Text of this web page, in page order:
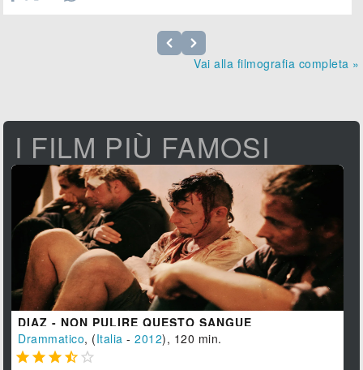
Vai alla filmografia completa »
I FILM PIÙ FAMOSI
DIAZ - NON PULIRE QUESTO SANGUE
Drammatico, (Italia -2012), 120 min.
    